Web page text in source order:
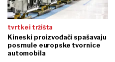
tvrtke i tržišta
Kineski proizvođači spašavaju
posrnule europske tvornice
automobila